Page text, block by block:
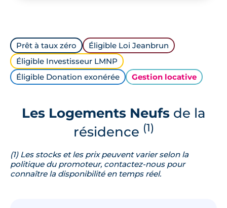
Prêt à taux zéro
Éligible Loi Jeanbrun
Éligible Investisseur LMNP
Éligible Donation exonérée
Gestion locative
Les Logements Neufsde la
résidence (1)
(1) Les stocks et les prix peuvent varier selon la
politique du promoteur, contactez-nous pour
connaître la disponibilité en temps réel.